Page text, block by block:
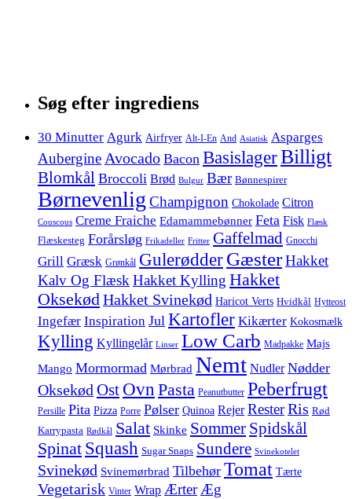
Søg efter ingrediens
30 Minutter Agurk Airfryer Alt-I-En And Asiatisk Asparges
Aubergine Avocado Bacon BasislagerBilligt
Blomkål Broccoli Brød Bulgur Bær Bønnespirer
Børnevenlig Champignon Chokolade Citron
Couscous Creme Fraiche Edamammebønner Feta Fisk Flæsk
Flæskesteg Forårsløg Frikadeller Fritter Gaffelmad Gnocchi
Grill Græsk Grønkål GulerødderGæsterHakket
Kalv Og FlæskHakket Kylling Hakket
OksekødHakket Svinekød Haricot Verts Hvidkål Hytteost
Ingefær Inspiration Jul Kartofler Kikærter Kokosmælk
Kylling Kyllingelår Linser Low Carb Madpakke Majs
Mango Mormormad Mørbrad Nemt Nudler Nødder
Oksekød Ost Ovn Pasta Peanutbutter Peberfrugt
Persille Pita Pizza Porre Pølser Quinoa Rejer ResterRis Rød
Karrypasta Rødkål Salat Skinke Sommer Spidskål
Spinat Squash Sugar Snaps Sundere Svinekotelet
Svinekød Svinemørbrad Tilbehør Tomat Tærte
Vegetarisk Vinter Wrap ÆrterÆg